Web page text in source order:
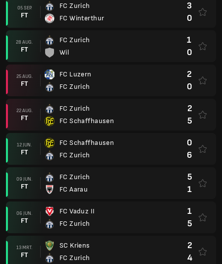
05 SEP.
FT
FC Zurich
FC Winterthur
3
0
28 AUG.
FT
FC Zurich
Wil
1
0
25 AUG.
FT
FC Luzern
FC Zurich
2
0
22 AUG.
FT
FC Zurich
FC Schaffhausen
2
5
12 JUN.
FT
FC Schaffhausen
FC Zurich
0
6
09 JUN.
FT
FC Zurich
FC Aarau
5
1
06 JUN.
FT
FC Vaduz II
FC Zurich
1
5
13 MRT.
FT
SC Kriens
FC Zurich
2
4